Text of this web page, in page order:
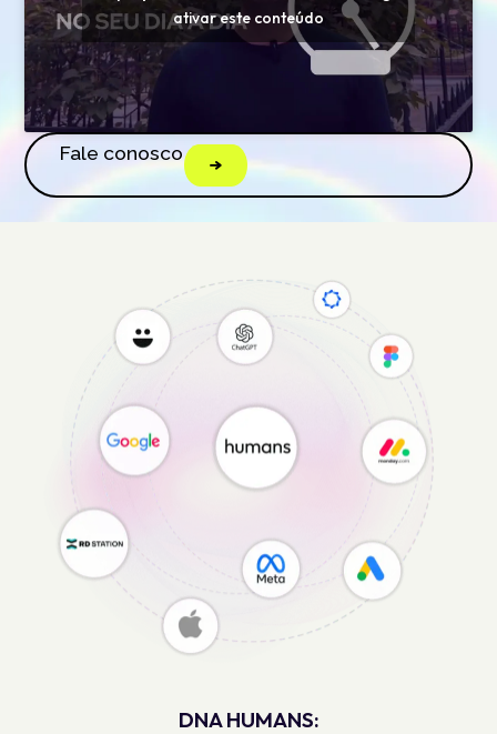
ativar este conteúdo
Fale conosco
DNA HUMANS: